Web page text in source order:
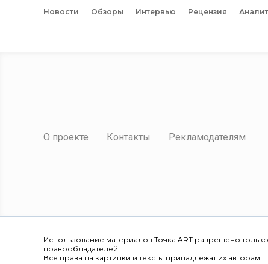
Новости Обзоры Интервью Рецензия
О проекте Контакты Рекламодателям
Использование материалов Точка ART разрешено
правообладателей.
Все права на картинки и тексты принадлежат их авторам.